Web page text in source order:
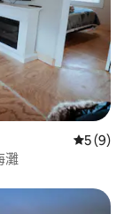
從 9 則評
5 (9)
灘